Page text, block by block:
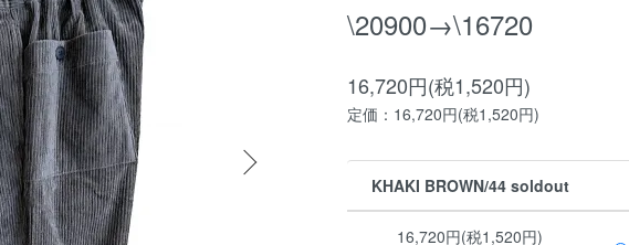
\20900→\16720
16,720円(税1,520円)
定価：16,720円(税1,520円)
KHAKI BROWN/44 soldout
16,720円(税1,520円)